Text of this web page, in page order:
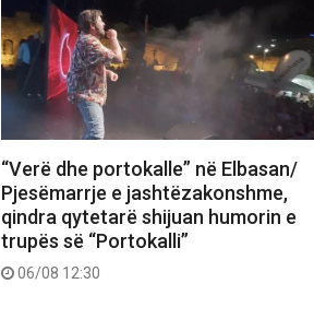
“Verë dhe portokalle” në Elbasan/
Pjesëmarrje e jashtëzakonshme,
qindra qytetarë shijuan humorin e
trupës së “Portokalli”
06/08 12:30